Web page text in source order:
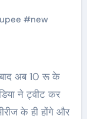
#new
ने ट्वीट कर
के ही होंगे और